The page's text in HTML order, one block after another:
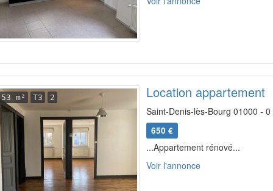
53 m² T3 2 Location appartement
Saint-Denis-lès-Bourg 01000 - 0
650 €
...Appartement rénové...
Voir l'annonce